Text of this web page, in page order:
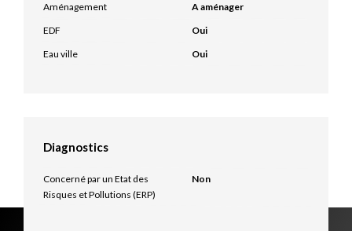
Aménagement
A aménager
EDF
Oui
Eau ville
Oui
Diagnostics
Concerné par un Etat des
Risques et Pollutions (ERP)
Non